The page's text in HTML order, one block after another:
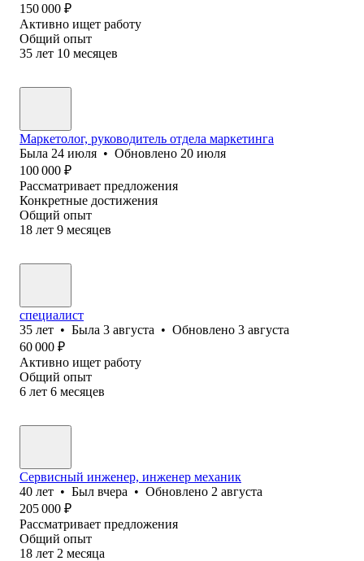
150 000 ₽
Активно ищет работу
Общий опыт
35 лет 10 месяцев
Маркетолог, руководитель отдела маркетинга
Была 24 июля • Обновлено 20 июля
100 000 ₽
Рассматривает предложения
Конкретные достижения
Общий опыт
18 лет 9 месяцев
специалист
35 лет • Была 3 августа • Обновлено 3 августа
60 000 ₽
Активно ищет работу
Общий опыт
6 лет 6 месяцев
Сервисный инженер, инженер механик
40 лет • Был вчера • Обновлено 2 августа
205 000 ₽
Рассматривает предложения
Общий опыт
18 лет 2 месяца